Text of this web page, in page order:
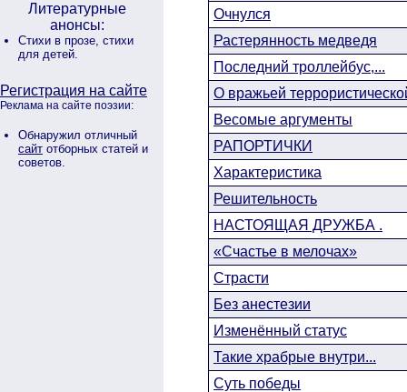
Литературные
анонсы:
Стихи в прозе, стихи
для детей.
Регистрация на сайте
Реклама на сайте поэзии:
Обнаружил отличный
сайт отборных статей и
советов.
Очнулся
Растерянность медведя
Последний троллейбус,...
О вражьей
Весомые аргументы
РАПОРТИЧКИ
Характеристика
Решительность
НАСТОЯЩАЯ ДРУЖБА .
«Счастье в мелочах»
Страсти
Без анестезии
Изменённый статус
Такие храбрые внутри...
Суть победы